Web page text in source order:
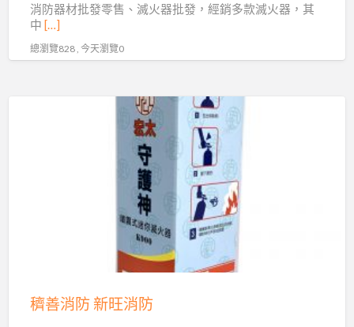
消防器材批發零售、滅火器批發，經銷多款滅火器，其
中 […]
總瀏覽828 , 今天瀏覽0
穧善消防 新旺消防